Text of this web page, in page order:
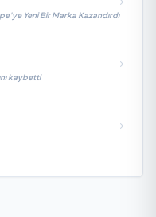
Yeni Bir Marka Kazandırdı
kaybetti